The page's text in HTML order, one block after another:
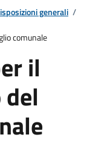
generali /
comunale
il